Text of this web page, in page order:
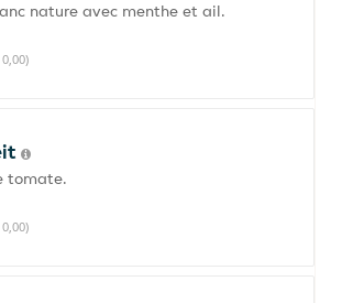
nature avec menthe et ail.
tomate.